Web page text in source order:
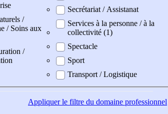
/
/ Soins aux
/
Secrétariat / Assistanat
Services à la personne / à la
collectivité (1)
Spectacle
Sport
Transport / Logistique
Appliquerle filtre du domaine professionnel